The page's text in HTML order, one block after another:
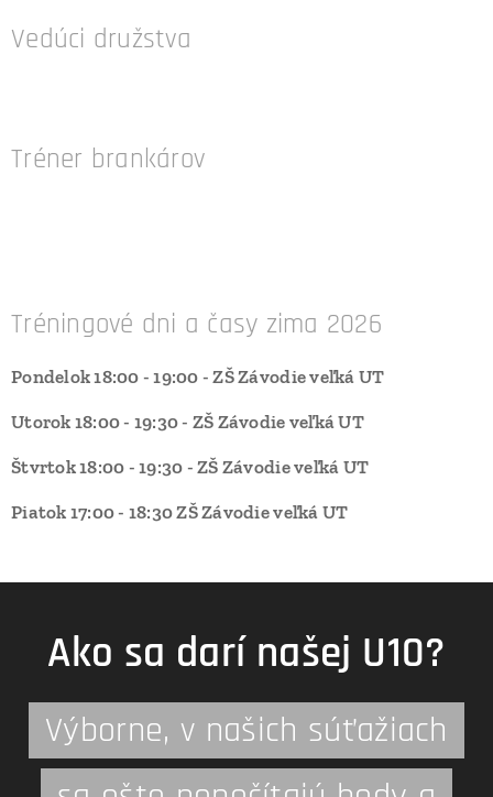
Vedúci družstva
Tréner brankárov
Tréningové dni a časy zima 2026
Pondelok 18:00 - 19:00 - ZŠ Závodie veľká UT
Utorok 18:00 - 19:30 - ZŠ Závodie veľká UT
Štvrtok 18:00 - 19:30 - ZŠ Závodie veľká UT
Piatok 17:00 - 18:30 ZŠ Závodie veľká UT
Ako sa darí našej U10?
Výborne, v našich súťažiach